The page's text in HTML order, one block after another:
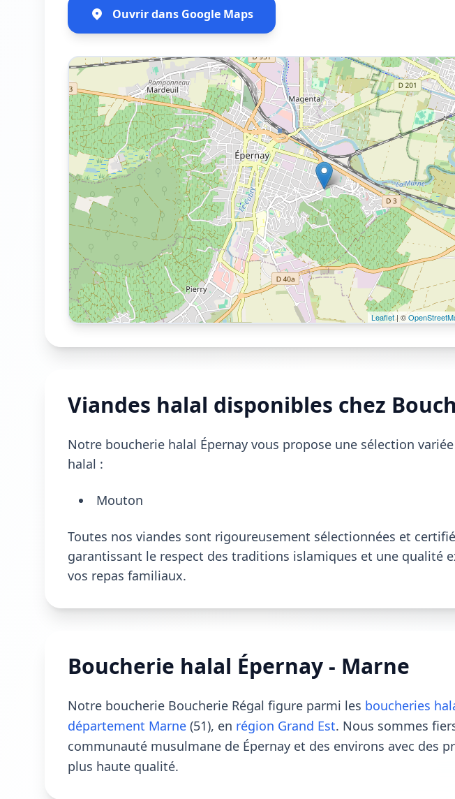
Ouvrir dans Google Maps
Leaflet| ©
Viandes halal disponibles chez
Notre boucherie halal Épernay vous propose une sélection
halal :
Mouton
Toutes nos viandes sont rigoureusement sélectionnées et
garantissant le respect des traditions islamiques et une qualité
vos repas familiaux.
Boucherie halal Épernay - Marne
Notre boucherie Boucherie Régal figure parmi les boucheries
département Marne (51), en région Grand Est. Nous sommes
communauté musulmane de Épernay et des environs avec des
plus haute qualité.